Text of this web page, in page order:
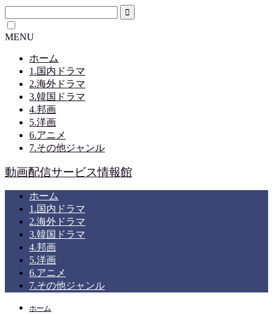
MENU
ホーム
1.国内ドラマ
2.海外ドラマ
3.韓国ドラマ
4.邦画
5.洋画
6.アニメ
7.その他ジャンル
動画配信サービス情報館
ホーム
1.国内ドラマ
2.海外ドラマ
3.韓国ドラマ
4.邦画
5.洋画
6.アニメ
7.その他ジャンル
ホーム